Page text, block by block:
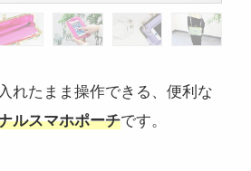
イトフォンタブ アクリルグッズ
アクリルスタンドアクリルパネル
れたまま操作できる、便利な
ルスマホポーチです。